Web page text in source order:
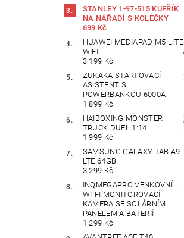
STANLEY 1-97-515 KUFŘÍK
NA NÁŘADÍ S KOLEČKY
699 Kč
HUAWEI MEDIAPAD M5 LITE
WIFI
3 199 Kč
ZUKAKA STARTOVACÍ
ASISTENT S
POWERBANKOU 6000A
1 899 Kč
HAIBOXING MONSTER
TRUCK DUEL 1:14
1 999 Kč
SAMSUNG GALAXY TAB A9
LTE 64GB
3 299 Kč
INQMEGAPRO VENKOVNÍ
WI-FI MONITOROVACÍ
KAMERA SE SOLÁRNÍM
PANELEM A BATERIÍ
1 299 Kč